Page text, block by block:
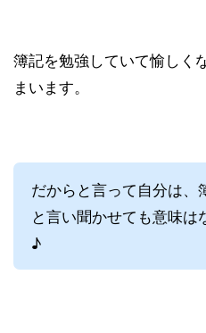
簿記を勉強していて愉しく
まいます。
だからと言って自分は、
と言い聞かせても意味は
♪